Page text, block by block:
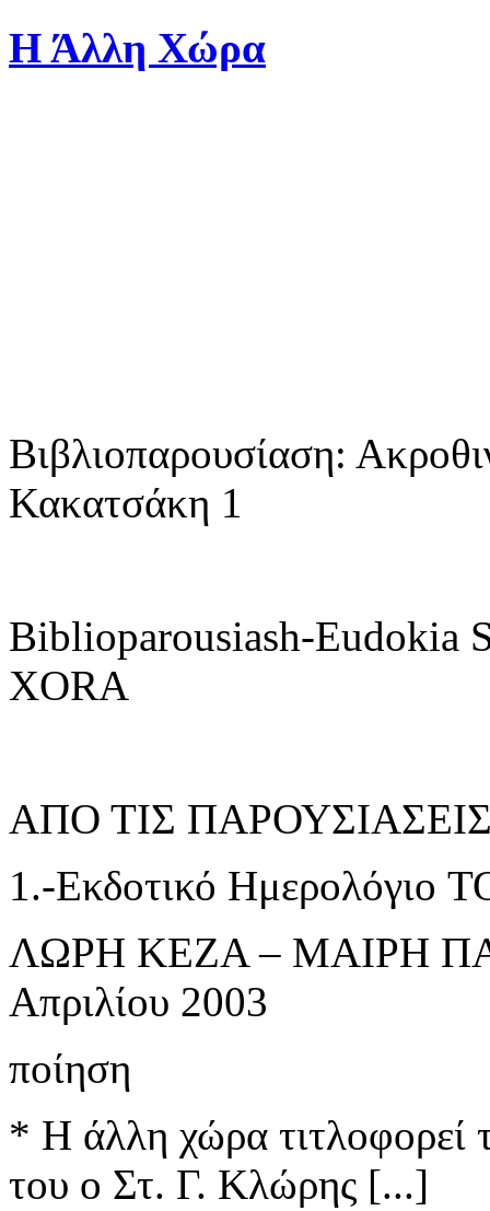
Η Άλλη Χώρα
Βιβλιοπαρουσίαση:
Κακατσάκη 1
Biblioparousiash-Eudokia
XORA
ΑΠΟ ΤΙΣ ΠΑΡΟΥΣΙΑΣΕΙΣ
1.-Εκδοτικό Ημερολόγιο
ΛΩΡΗ ΚΕΖΑ – ΜΑΙΡΗ
Απριλίου 2003
ποίηση
* Η άλλη χώρα τιτλοφορεί
του ο Στ. Γ. Κλώρης [...]